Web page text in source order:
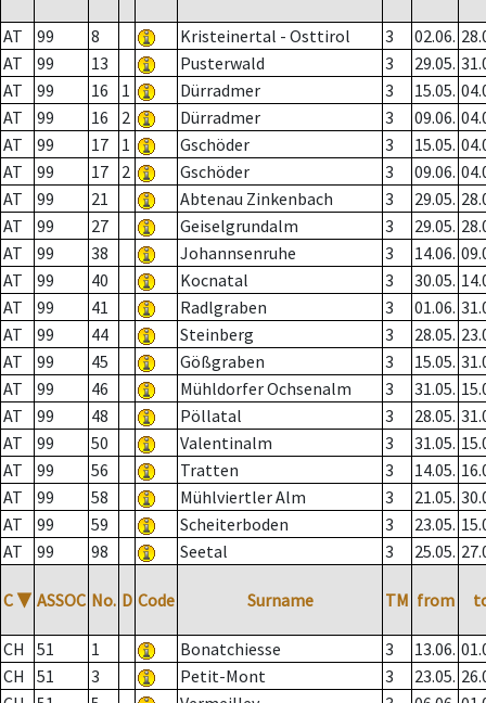
AT 99 8 Kristeinertal - Osttirol 3 02.06.
AT
99 13 Pusterwald 3 29.05.
AT
99 16 1 Dürradmer 3 15.05.
AT
99 16 2 Dürradmer 3 09.06.
AT
99 17 1 Gschöder 3 15.05.
AT
99 17 2 Gschöder 3 09.06.
AT
99 21 Abtenau Zinkenbach 3 29.05.
AT
99 27 Geiselgrundalm 3 29.05.
AT
99 38 Johannsenruhe 3 14.06.
AT
99 40 Kocnatal 3 30.05.
AT
99 41 Radlgraben 3 01.06.
AT
99 44 Steinberg 3 28.05.
AT
99 45 Gößgraben 3 15.05.
AT
99 46 Mühldorfer Ochsenalm 3 31.05.
AT
99 48 Pöllatal 3 28.05.
AT
99 50 Valentinalm 3 31.05.
AT
99 56 Tratten 3 14.05.
AT
99 58 Mühlviertler Alm 3 21.05.
AT
99 59 Scheiterboden 3 23.05.
AT
99 98 Seetal 3 25.05.
C ▼ ASSOC No. D Code Surname TM from
CH 51 1 Bonatchiesse 3 13.06.
CH
51 3 Petit-Mont 3 23.05.